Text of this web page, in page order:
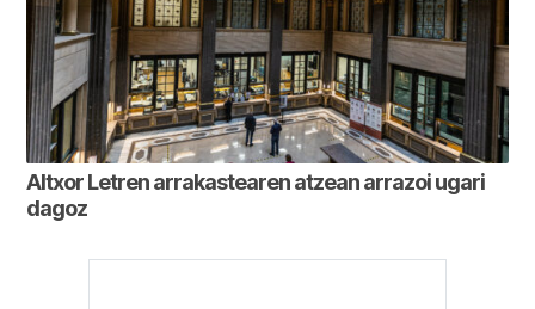
Altxor Letren arrakastearen atzean arrazoi ugari
dagoz